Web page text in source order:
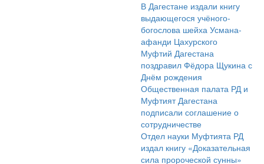
В Дагестане издали книгу
выдающегося учёного-
богослова шейха Усмана-
афанди Цахурского
Муфтий Дагестана
поздравил Фёдора Щукина с
Днём рождения
Общественная палата РД и
Муфтият Дагестана
подписали соглашение о
сотрудничестве
Отдел науки Муфтията РД
издал книгу «Доказательная
сила пророческой сунны»